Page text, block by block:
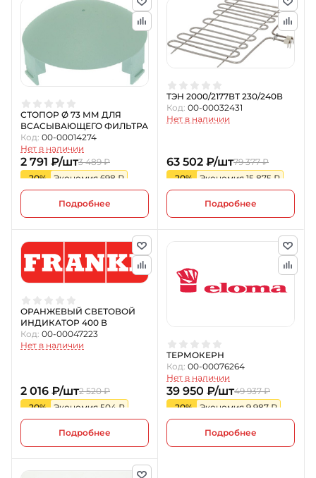
СТОПОР Ø 73 ММ ДЛЯ
ВСАСЫВАЮЩЕГО ФИЛЬТРА
Код: 00-00014274
Нет в наличии
2 791 ₽/шт3 489 ₽
-20%
Экономия 698 ₽
Подробнее
ТЭН 2000/2177ВТ 230/240В
Код: 00-00032431
Нет в наличии
63 502 ₽/шт79 377 ₽
-20%
Экономия 15 875 ₽
Подробнее
ОРАНЖЕВЫЙ СВЕТОВОЙ
ИНДИКАТОР 400 В
Код: 00-00047223
Нет в наличии
2 016 ₽/шт2 520 ₽
-20%
Экономия 504 ₽
Подробнее
ТЕРМОКЕРН
Код: 00-00076264
Нет в наличии
39 950 ₽/шт49 937 ₽
-20%
Экономия 9 987 ₽
Подробнее